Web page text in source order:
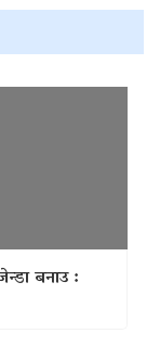
बनाउ :